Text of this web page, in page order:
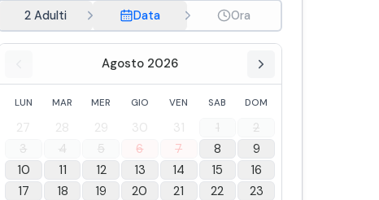
2 Adulti Data Ora
Agosto 2026
LUN MAR MER GIO VEN SAB DOM
27 28 29 30 31 1
2
3
4 5 6 7 8
9
10
11 12 13 14 15
16
17
18 19 20 21 22
23